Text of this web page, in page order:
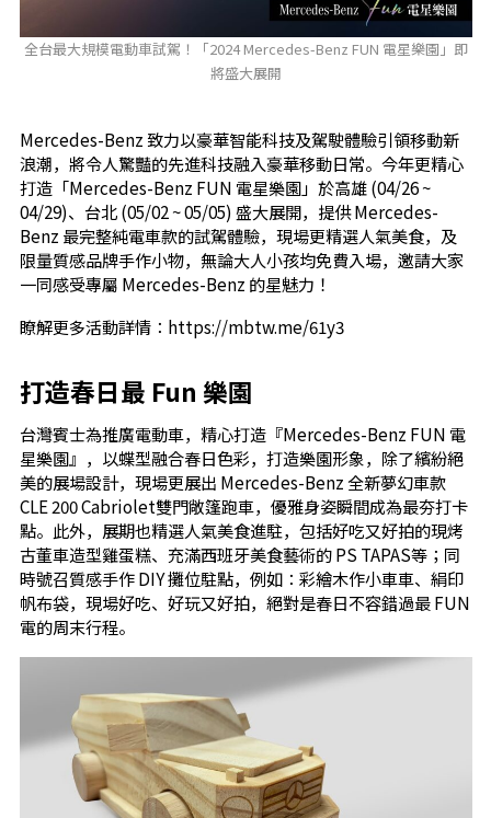
全台最大規模電動車試駕！「2024 Mercedes-Benz FUN 電星樂園」即
將盛大展開
Mercedes-Benz 致力以豪華智能科技及駕駛體驗引領移動新
浪潮，將令人驚豔的先進科技融入豪華移動日常。今年更精心
打造「Mercedes-Benz FUN 電星樂園」於高雄 (04/26 ~
04/29)、台北 (05/02 ~ 05/05) 盛大展開，提供 Mercedes-
Benz 最完整純電車款的試駕體驗，現場更精選人氣美食，及
限量質感品牌手作小物，無論大人小孩均免費入場，邀請大家
一同感受專屬 Mercedes-Benz 的星魅力！
瞭解更多活動詳情： https://mbtw.me/61y3
打造春日最 Fun 樂園
台灣賓士為推廣電動車，精心打造『Mercedes-Benz FUN 電
星樂園』，以蝶型融合春日色彩，打造樂園形象，除了繽紛絕
美的展場設計，現場更展出 Mercedes-Benz 全新夢幻車款
CLE 200 Cabriolet雙門敞篷跑車，優雅身姿瞬間成為最夯打卡
點。此外，展期也精選人氣美食進駐，包括好吃又好拍的現烤
古董車造型雞蛋糕、充滿西班牙美食藝術的 PS TAPAS等；同
時號召質感手作 DIY 攤位駐點，例如：彩繪木作小車車、絹印
帆布袋，現場好吃、好玩又好拍，絕對是春日不容錯過最 FUN
電的周末行程。